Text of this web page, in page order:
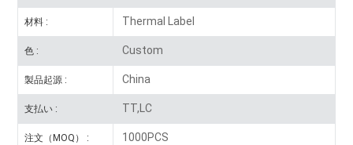
材料 : Thermal Label
色 : Custom
製品起源 : China
支払い : TT,LC
注文（MOQ） : 1000PCS